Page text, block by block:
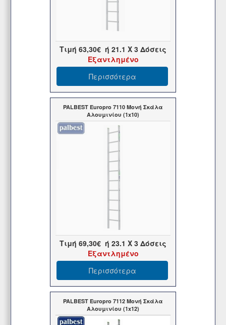
Τιμή 63,30€ ή 21.1 X 3 Δόσεις
Εξαντλημένο
Περισσότερα
PALBEST Europro 7110 Μονή Σκάλα
Αλουμινίου (1x10)
Τιμή 69,30€ ή 23.1 X 3 Δόσεις
Εξαντλημένο
Περισσότερα
PALBEST Europro 7112 Μονή Σκάλα
Αλουμινίου (1x12)